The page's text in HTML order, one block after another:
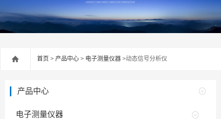
首页 > 产品中心 > 电子测量仪器 >动态信号分析仪
产品中心
电子测量仪器